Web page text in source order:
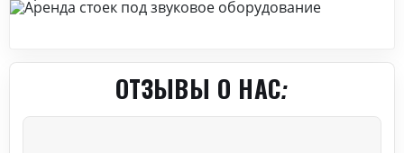
ОТЗЫВЫ О НАС: